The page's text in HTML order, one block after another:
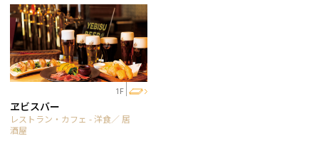
1F
ヱビスバー
レストラン・カフェ - 洋食／ 居
酒屋